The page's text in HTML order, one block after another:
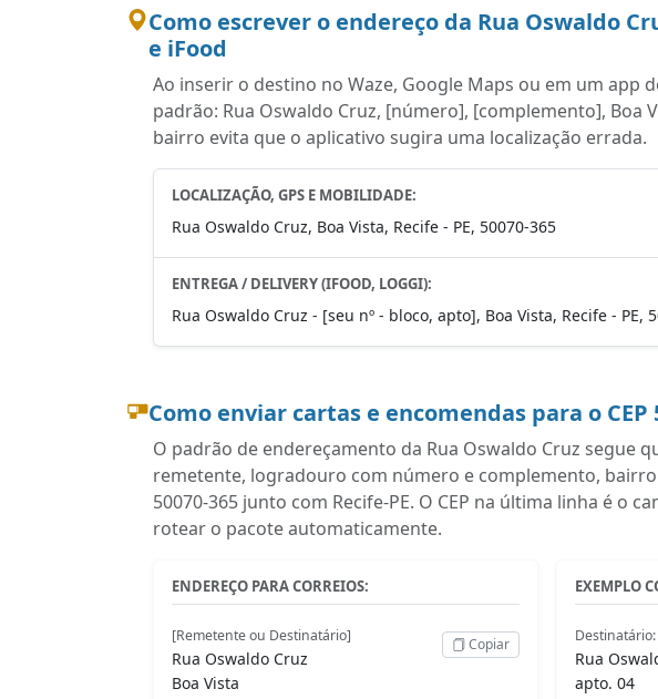
Como escrever o endereço da Rua Oswaldo
e iFood
Ao inserir o destino no Waze, Google Maps ou em um app
padrão: Rua Oswaldo Cruz, [número], [complemento], Boa
bairro evita que o aplicativo sugira uma localização errada.
LOCALIZAÇÃO, GPS E MOBILIDADE:
Rua Oswaldo Cruz, Boa Vista, Recife - PE, 50070-365
ENTREGA / DELIVERY (IFOOD, LOGGI):
Rua Oswaldo Cruz - [seu nº - bloco, apto], Boa Vista, Recife - PE,
Como enviar cartas e encomendas para o CEP
O padrão de endereçamento da Rua Oswaldo Cruz segue
remetente, logradouro com número e complemento, bairro
50070-365 junto com Recife-PE. O CEP na última linha é o
rotear o pacote automaticamente.
ENDEREÇO PARA CORREIOS:
[Remetente ou Destinatário]
Rua Oswaldo Cruz
Boa Vista
Copiar
EXEMPLO
Destinatário:
Rua
apto. 04